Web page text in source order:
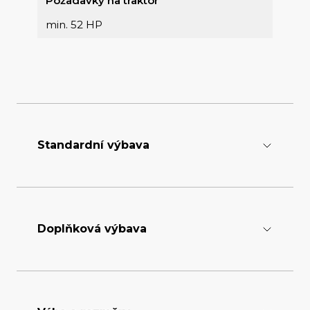
min. 52 HP
Standardní výbava
CAT 1 - 2
Doplňková výbava